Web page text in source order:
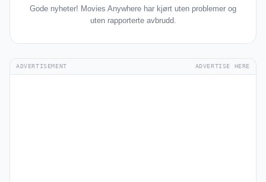
Gode nyheter! Movies Anywhere har kjørt uten problemer og
uten rapporterte avbrudd.
ADVERTISEMENT ADVERTISE HERE